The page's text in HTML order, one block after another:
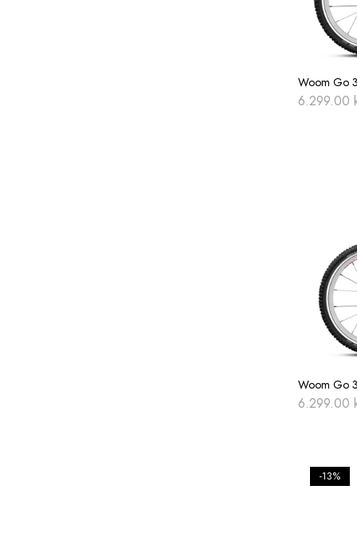
Woom Go
6.299.00
Woom Go
6.299.00
-13%